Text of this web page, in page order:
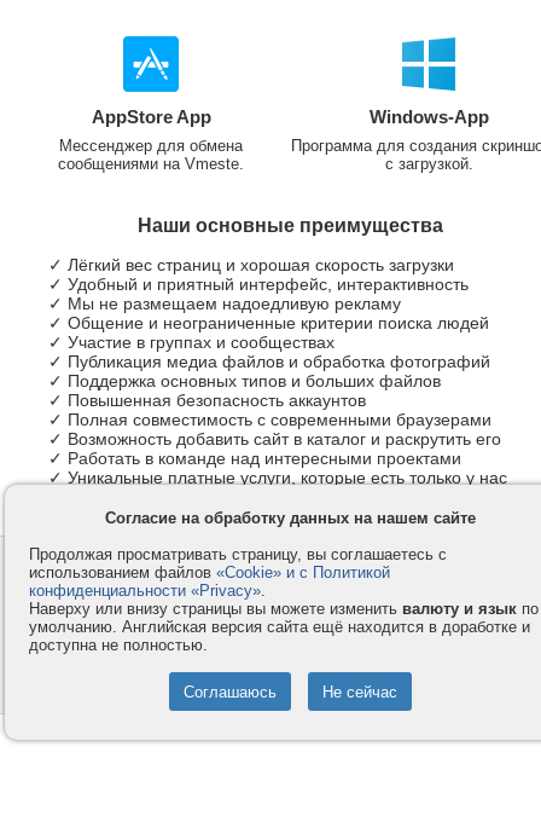
AppStore App
Мессенджер для обмена
сообщениями на Vmeste.
Windows-App
Программа для создания
с загрузкой.
Наши основные преимущества
✓ Лёгкий вес страниц и хорошая скорость загрузки
✓ Удобный и приятный интерфейс, интерактивность
✓ Мы не размещаем надоедливую рекламу
✓ Общение и неограниченные критерии поиска людей
✓ Участие в группах и сообществах
✓ Публикация медиа файлов и обработка фотографий
✓ Поддержка основных типов и больших файлов
✓ Повышенная безопасность аккаунтов
✓ Полная совместимость с современными браузерами
✓ Возможность добавить сайт в каталог и раскрутить его
✓ Работать в команде над интересными проектами
✓ Уникальные платные услуги, которые есть только у нас
Контакты
Компания
Privacy и Cookie
Услуги
Как оплатить
Помощь
© 2008-2026
- Все права защищены.
Согласие на обработку данных на нашем сайте
Продолжая просматривать страницу, вы соглашаетесь с
использованием файлов «Cookie» и с Политикой
конфиденциальности «Privacy».
Наверху или внизу страницы вы можете изменить валюту и язык по
умолчанию. Английская версия сайта ещё находится в доработке и
доступна не полностью.